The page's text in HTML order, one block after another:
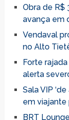
Obra de R$
avança em
Vendaval
no Alto
Forte
alerta
Sala VIP
em viajante
BRT